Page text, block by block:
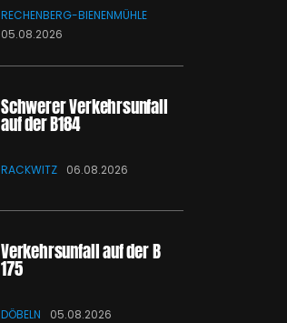
RECHENBERG-BIENENMÜHLE
05.08.2026
Schwerer Verkehrsunfall
auf der B184
RACKWITZ 06.08.2026
Verkehrsunfall auf der B
175
DÖBELN 05.08.2026